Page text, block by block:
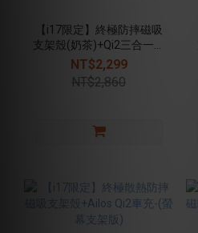
【i17限定】終極防摔磁吸
支架殼(奶茶)+Qi2三合一磁
吸充電(銀)
NT$2,299
NT$2,860